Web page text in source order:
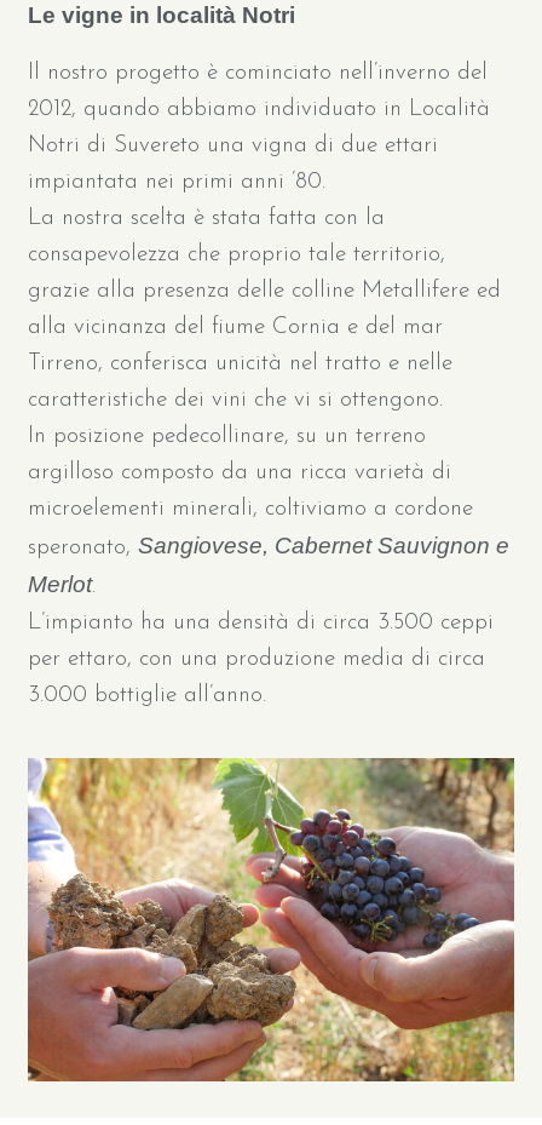
Le vigne in località Notri
Il nostro progetto è cominciato nell’inverno del
2012, quando abbiamo individuato in Località
Notri di Suvereto una vigna di due ettari
impiantata nei primi anni ’80.
La nostra scelta è stata fatta con la
consapevolezza che proprio tale territorio,
grazie alla presenza delle colline Metallifere ed
alla vicinanza del fiume Cornia e del mar
Tirreno, conferisca unicità nel tratto e nelle
caratteristiche dei vini che vi si ottengono.
In posizione pedecollinare, su un terreno
argilloso composto da una ricca varietà di
microelementi minerali, coltiviamo a cordone
speronato,Sangiovese, Cabernet Sauvignon e
Merlot.
L’impianto ha una densità di circa 3.500 ceppi
per ettaro, con una produzione media di circa
3.000 bottiglie all’anno.